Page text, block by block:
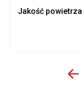
Jakość powietrza